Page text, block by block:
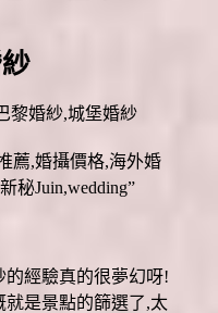
黎婚紗,城堡婚紗
經驗真的很夢幻呀!
是景點的篩選了,太